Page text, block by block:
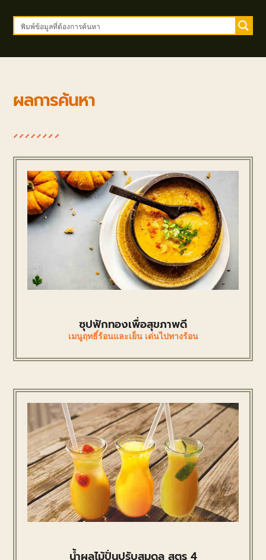
ผลการค้นหา
ซุปฟักทองเพื่อสุขภาพดี
เมนูฤทธิ์ร้อนและเย็น เด่นไปทางร้อน
น้ำผลไม้ปั่นปรับสมดุล สูตร 4